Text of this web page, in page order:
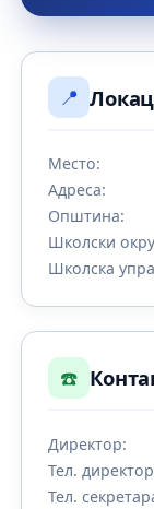
📍
Место:
Адреса:
Општина:
Школски
Школска
☎️
Директор:
Тел.
Тел.